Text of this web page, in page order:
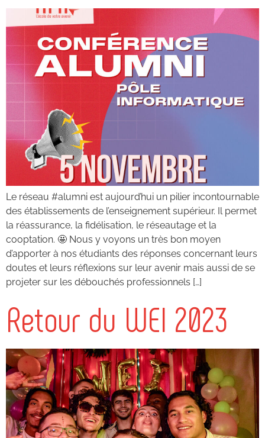
Le réseau #alumni est aujourd’hui un pilier incontournable
des établissements de l’enseignement supérieur. Il permet
la réassurance, la fidélisation, le réseautage et la
cooptation. 🤩 Nous y voyons un très bon moyen
d’apporter à nos étudiants des réponses concernant leurs
doutes et leurs réflexions sur leur avenir mais aussi de se
projeter sur les débouchés professionnels […]
Retour du WEI 2023